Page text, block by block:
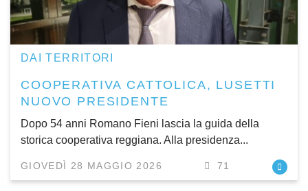
DAI TERRITORI
COOPERATIVA CATTOLICA, LUSETTI
NUOVO PRESIDENTE
Dopo 54 anni Romano Fieni lascia la guida della
storica cooperativa reggiana. Alla presidenza...
GIOVEDÌ 28 MAGGIO 2026 71